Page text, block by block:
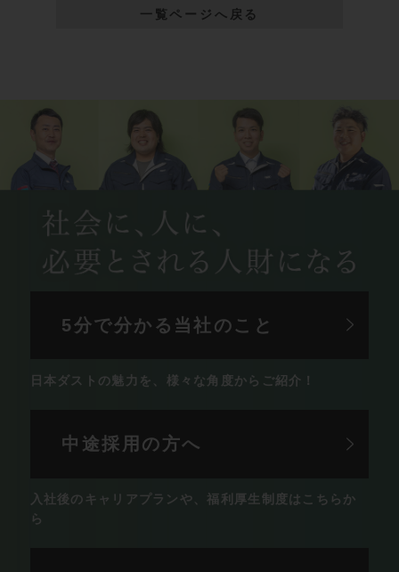
一覧ページへ戻る
5分で分かる 当社のこと
日本ダストの魅力を、 様々な角度からご紹介！
中途採用の方へ
入社後のキャリアプランや、 福利厚生制度はこちらか
ら